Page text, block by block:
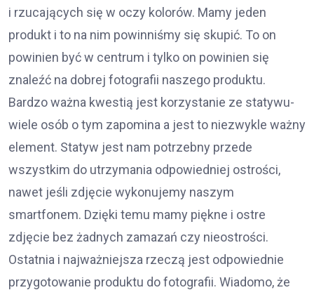
i rzucających się w oczy kolorów. Mamy jeden
produkt i to na nim powinniśmy się skupić. To on
powinien być w centrum i tylko on powinien się
znaleźć na dobrej fotografii naszego produktu.
Bardzo ważna kwestią jest korzystanie ze statywu-
wiele osób o tym zapomina a jest to niezwykle ważny
element. Statyw jest nam potrzebny przede
wszystkim do utrzymania odpowiedniej ostrości,
nawet jeśli zdjęcie wykonujemy naszym
smartfonem. Dzięki temu mamy piękne i ostre
zdjęcie bez żadnych zamazań czy nieostrości.
Ostatnia i najważniejsza rzeczą jest odpowiednie
przygotowanie produktu do fotografii. Wiadomo, że